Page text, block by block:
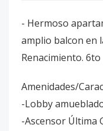
- Hermoso
amplio balcon en
Renacimiento. 6to
Amenidades/
-Lobby
-Ascensor Última